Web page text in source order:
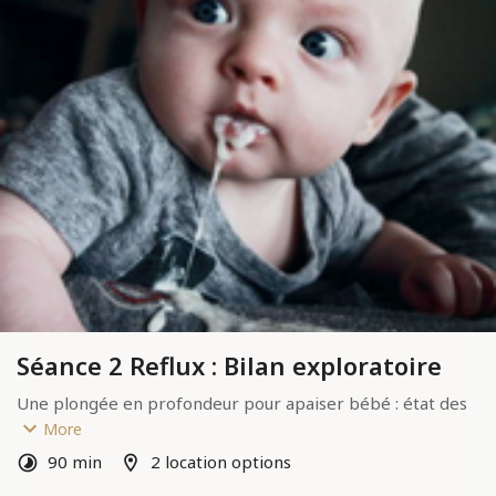
Séance 2 Reflux : Bilan exploratoire
Une plongée en profondeur pour apaiser bébé : état des
lieux émotionnel du/des parents (45mn en visio),
exploratoire
(1h30 en présence) pour comprendre les
vagues de reflux qui sera suivi quelques jours plus tard
More
90 min 2 location options